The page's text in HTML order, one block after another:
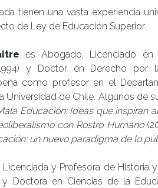
tienen una vasta experiencia
de Ley de Educación Superior.
es Abogado, Licenciado
y Doctor en Derecho por
como profesor en el
Universidad de Chile. Algunos de
Educación: Ideas que inspiran
con Rostro Humano
un nuevo paradigma de lo
Licenciada y Profesora de Historia
y Doctora en Ciencias de la